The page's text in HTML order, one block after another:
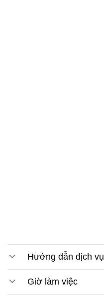
Hướng dẫn dịch vụ
Giờ làm việc